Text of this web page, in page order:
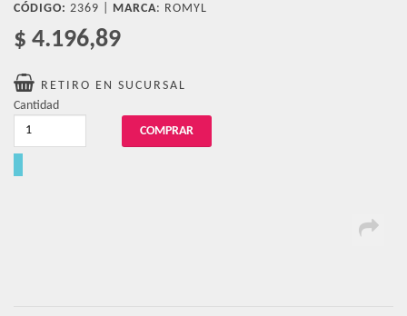
CÓDIGO: 2369 | MARCA: ROMYL
$ 4.196,89
RETIRO EN SUCURSAL
Cantidad